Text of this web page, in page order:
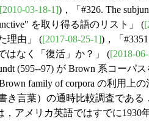
[2010-03-18-1])，「#326. The
を取り得る語のリスト」 (
理由」 ([2017-08-25-1])，「
はなく「復活」か？」 ([2018-
(595--97) が Brown 系コーパ
family of corpora の利用上
き言葉）の通時比較調査である
，アメリカ英語ではすでに